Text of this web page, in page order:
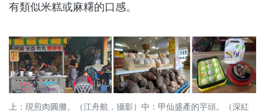
有類似米糕或麻糬的口感。
上：現煎肉圓攤。（江舟航．攝影）中：甲仙盛產的芋頭。（深紅